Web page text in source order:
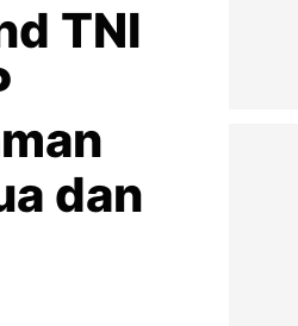
TNI
dan